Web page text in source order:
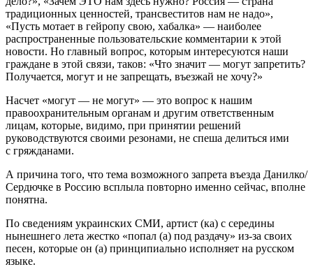
традиционных ценностей, трансвеститов нам не надо»,
«Пусть мотает в гейропу свою, хабалка» — наиболее
распространенные пользовательские комментарии к этой
новости. Но главный вопрос, которым интересуются наши
граждане в этой связи, таков: «Что значит — могут запретить?
Получается, могут и не запрещать, въезжай не хочу?»
Насчет «могут — не могут» — это вопрос к нашим
правоохранительным органам и другим ответственным
лицам, которые, видимо, при принятии решений
руководствуются своими резонами, не спеша делиться ими
с гряжданами.
А причина того, что тема возможного запрета въезда Данилко/
Сердючке в Россию всплыла повторно именно сейчас, вполне
понятна.
По сведениям украинских СМИ, артист (ка) с середины
нынешнего лета жестко «попал (а) под раздачу» из-за своих
песен, которые он (а) принципиально исполняет на русском
языке.